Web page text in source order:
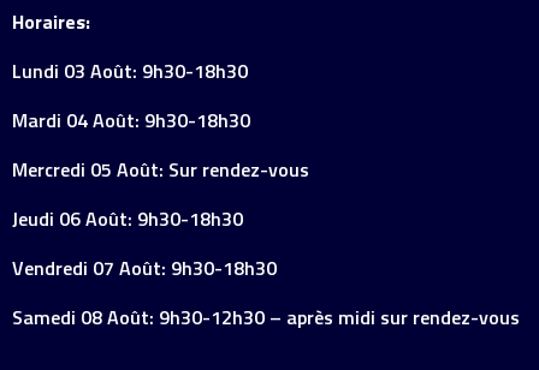
Horaires:
Lundi 03 Août: 9h30-18h30
Mardi 04 Août: 9h30-18h30
Mercredi 05 Août: Sur rendez-vous
Jeudi 06 Août: 9h30-18h30
Vendredi 07 Août: 9h30-18h30
Samedi 08 Août: 9h30-12h30 – après midi sur rendez-vous